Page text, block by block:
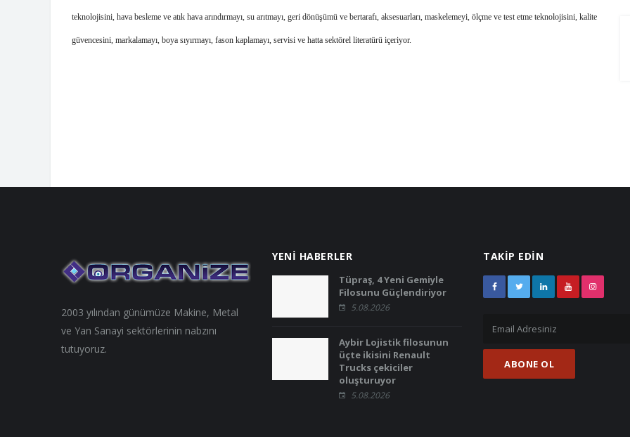
teknolojisini, hava besleme ve atık hava arındırmayı, su arıtmayı, geri dönüşümü ve bertarafı, aksesuarları, maskelemeyi, ölçme ve test etme teknolojisini, kalite
güvencesini, markalamayı, boya sıyırmayı, fason kaplamayı, servisi ve hatta sektörel literatürü içeriyor.
İKRA MAKINA TANITIM FILMI
2003 yılından günümüze Makine, Metal
ve Yan Sanayi sektörlerinin nabzını
tutuyoruz.
YENİ HABERLER
Tüpraş, 4 Yeni Gemiyle
Filosunu Güçlendiriyor
5.08.2026
Aybir Lojistik filosunun
üçte ikisini Renault
Trucks çekiciler
oluşturuyor
5.08.2026
TAKİP EDİN